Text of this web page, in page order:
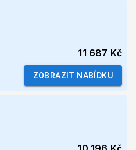
11 687 Kč
ZOBRAZIT NABÍDKU